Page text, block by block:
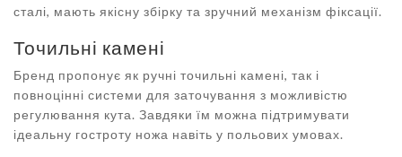
сталі, мають якісну збірку та зручний механізм фіксації.
Точильні камені
Бренд пропонує як ручні точильні камені, так і
повноцінні системи для заточування з можливістю
регулювання кута. Завдяки їм можна підтримувати
ідеальну гостроту ножа навіть у польових умовах.